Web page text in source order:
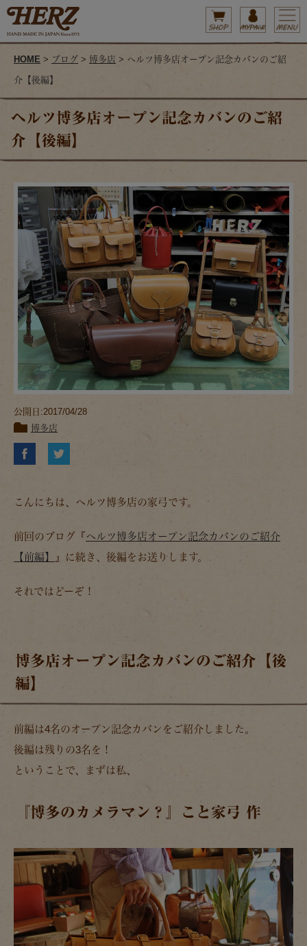
HOME > ブログ > 博多店 > ヘルツ博多店オープン記念カバンのご紹
介【後編】
ヘルツ博多店オープン記念カバンのご紹
介【後編】
公開日:2017/04/28
博多店
こんにちは、ヘルツ博多店の家弓です。
前回のブログ『ヘルツ博多店オープン記念カバンのご紹介
【前編】
』に続き、後編をお送りします。
それではどーぞ！
博多店オープン記念カバンのご紹介【後
編】
前編は4名のオープン記念カバンをご紹介しました。
後編は残りの3名を！
ということで、まずは私、
『博多のカメラマン？』こと家弓 作